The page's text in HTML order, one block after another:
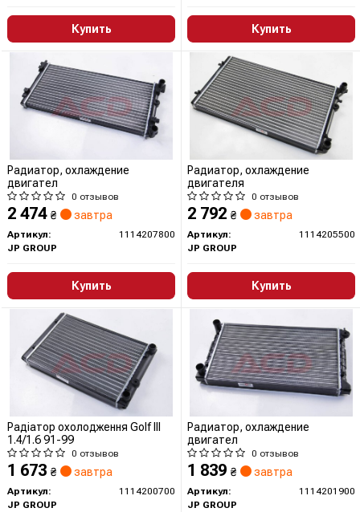
Купить Купить
Радиатор, охлаждение
двигател
0 отзывов
2 474 ₴ завтра
Артикул:
1114207800
JP GROUP
Купить
Радиатор, охлаждение
двигателя
0 отзывов
2 792 ₴ завтра
Артикул:
1114205500
JP GROUP
Купить
Радіатор охолодження Golf III
1.4/1.6 91-99
0 отзывов
1 673 ₴ завтра
Артикул:
1114200700
JP GROUP
Радиатор, охлаждение
двигател
0 отзывов
1 839 ₴ завтра
Артикул:
1114201900
JP GROUP